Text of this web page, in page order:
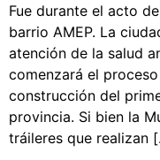
Fue durante el acto
barrio AMEP. La
atención de la salud
comenzará el
construcción del
provincia. Si bien la
tráileres que realizan